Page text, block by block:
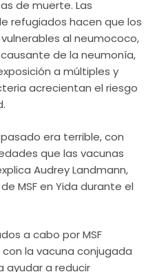
de muerte. Las
refugiados hacen que los
al neumococo,
de la neumonía,
a múltiples y
acrecientan el riesgo
pasado era terrible, con
que las vacunas
Audrey Landmann,
MSF en Yida durante el
a cabo por MSF
la vacuna conjugada
ayudar a reducir